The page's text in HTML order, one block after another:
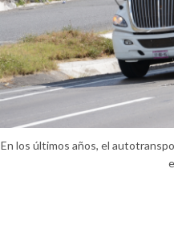
En los últimos años, el